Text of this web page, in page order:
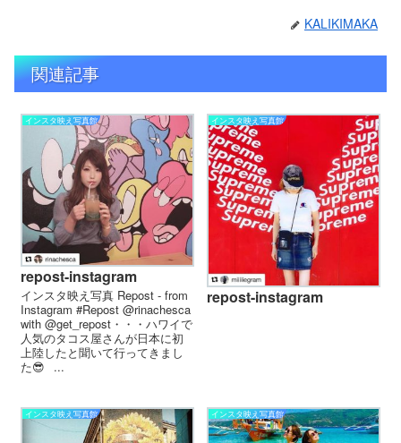
KALIKIMAKA
関連記事
インスタ映え写真館
repost-instagram
インスタ映え写真 Repost - from
Instagram #Repost @rinachesca
with @get_repost・・・ハワイで
人気のタコス屋さんが日本に初
上陸したと聞いて行ってきまし
た😎⠀...
インスタ映え写真館
repost-instagram
インスタ映え写真館 インスタ映え写真館